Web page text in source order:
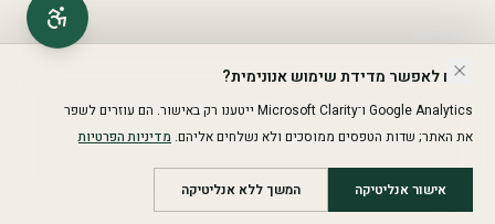
האם לאפשר מדידת שימוש אנונימית?
Google Analytics ו־Microsoft Clarity ייטענו רק באישור. הם עוזרים לשפר
את האתר; שדות הטפסים ממוסכים ולא נשלחים אליהם. מדיניות הפרטיות
אישור אנליטיקה המשך ללא אנליטיקה